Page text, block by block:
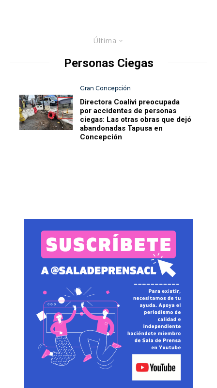
Última
Personas Ciegas
Gran Concepción
Directora Coalivi preocupada
por accidentes de personas
ciegas: Las otras obras que dejó
abandonadas Tapusa en
Concepción